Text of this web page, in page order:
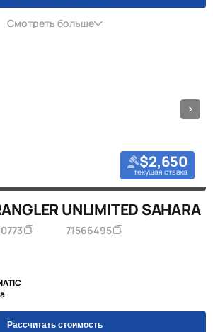
Смотреть больше
$2,650
текущая ставка
UNLIMITED SAHARA
71566495
Рассчитать стоимость